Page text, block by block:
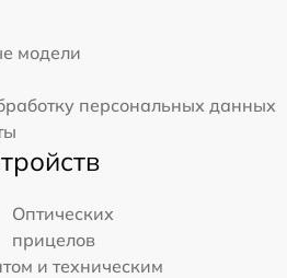
модели
персональных данных
Оптических
прицелов
и техническим